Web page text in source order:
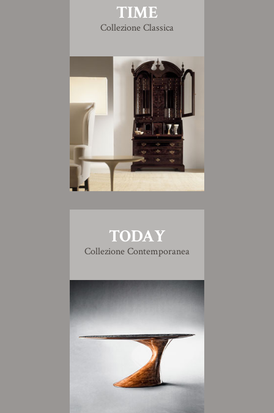
TIME
Collezione Classica
TODAY
Collezione Contemporanea